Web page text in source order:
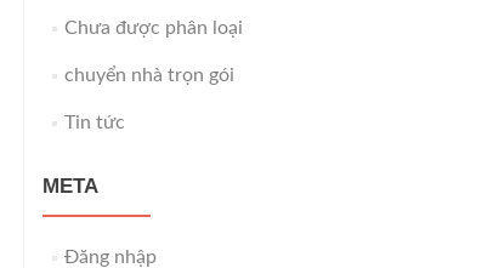
Chưa được phân loại
chuyển nhà trọn gói
Tin tức
META
Đăng nhập